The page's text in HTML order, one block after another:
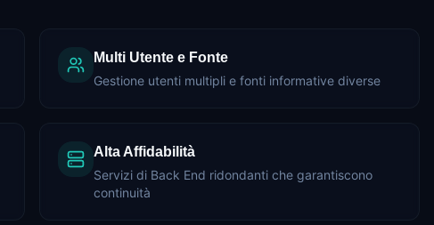
Multi Utente e Fonte
Gestione utenti multipli e fonti informative diverse
Alta Affidabilità
Servizi di Back End ridondanti che garantiscono
continuità